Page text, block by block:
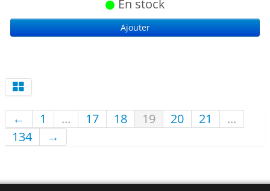
En stock
Ajouter
← 1 ... 17 18 19 20 21
...
134
→